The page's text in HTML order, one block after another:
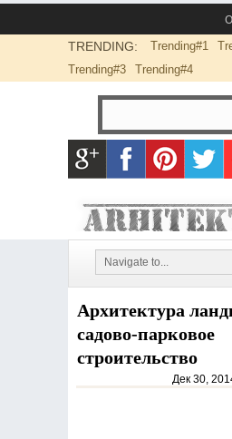
TRENDING: Trending#1
Trending#3
Trending#4
Архитектура
садово-парковое
строительство
Дек 30,